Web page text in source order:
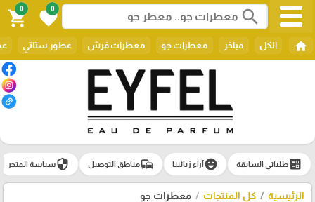
search
0
favorite
0
shopping_cart
home الكل مباخر معطرات جو معطرات فرش عطور ستاتي
ballotطلباتي السابقة emoji_emotionsآراء زبائننا commuteمناطق التوصيل securityسياسة المتجر
الرئيسية كل المنتجات معطرات جو